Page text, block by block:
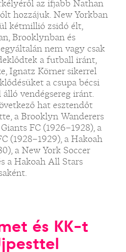
az ifjabb Nathan
hozzájuk. New Yorkban
kétmillió zsidó élt,
Brooklynban és
nem vagy csak
a futball iránt,
Ignatz Körner sikerrel
a csupa bécsi
vendégsereg iránt.
hat esztendőt
a Brooklyn Wanderers
FC (1926–1928), a
(1928–1929), a Hakoah
a New York Soccer
a Hakoah All Stars
és KK-t